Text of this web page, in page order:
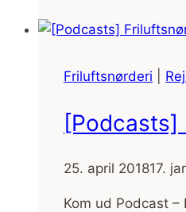
og
i
dage
Friluftsnørderi
[Podcasts]
25. april 201817.
Kom ud Podcast